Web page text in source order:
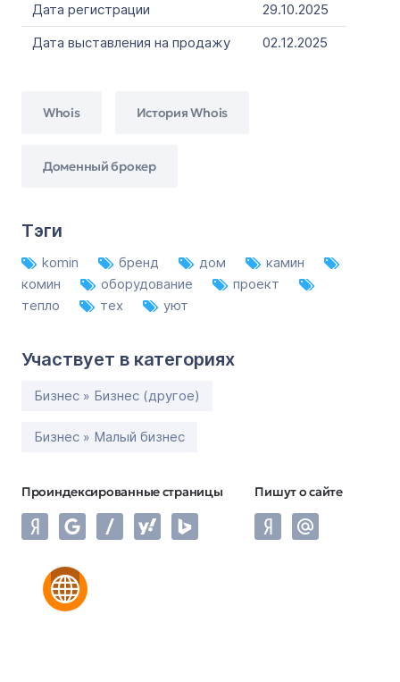
Дата регистрации
29.10.2025
Дата выставления на продажу
02.12.2025
Whois История Whois
Доменный брокер
Тэги
komin бренд дом
камин
комин
оборудование
проект
тепло
тех уют
Участвует в категориях
Бизнес » Бизнес (другое)
Бизнес » Малый бизнес
Проиндексированные страницы Пишут о сайте